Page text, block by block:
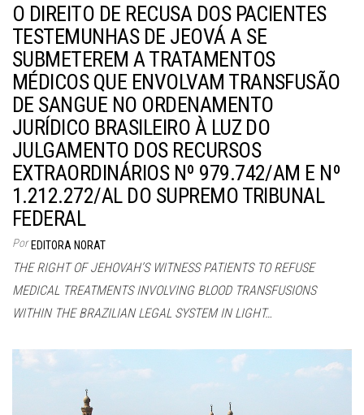
O DIREITO DE RECUSA DOS PACIENTES
TESTEMUNHAS DE JEOVÁ A SE
SUBMETEREM A TRATAMENTOS
MÉDICOS QUE ENVOLVAM TRANSFUSÃO
DE SANGUE NO ORDENAMENTO
JURÍDICO BRASILEIRO À LUZ DO
JULGAMENTO DOS RECURSOS
EXTRAORDINÁRIOS Nº 979.742/AM E Nº
1.212.272/AL DO SUPREMO TRIBUNAL
FEDERAL
Por EDITORA NORAT
THE RIGHT OF JEHOVAH’S WITNESS PATIENTS TO REFUSE
MEDICAL TREATMENTS INVOLVING BLOOD TRANSFUSIONS
WITHIN THE BRAZILIAN LEGAL SYSTEM IN LIGHT…